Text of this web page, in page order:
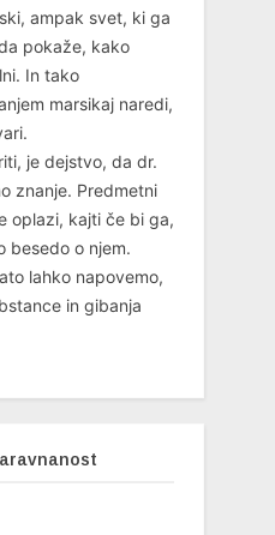
ampak svet, ki ga
pokaže, kako
In tako
marsikaj naredi,
je dejstvo, da dr.
znanje. Predmetni
oplazi, kajti če bi ga,
besedo o njem.
lahko napovemo,
in gibanja